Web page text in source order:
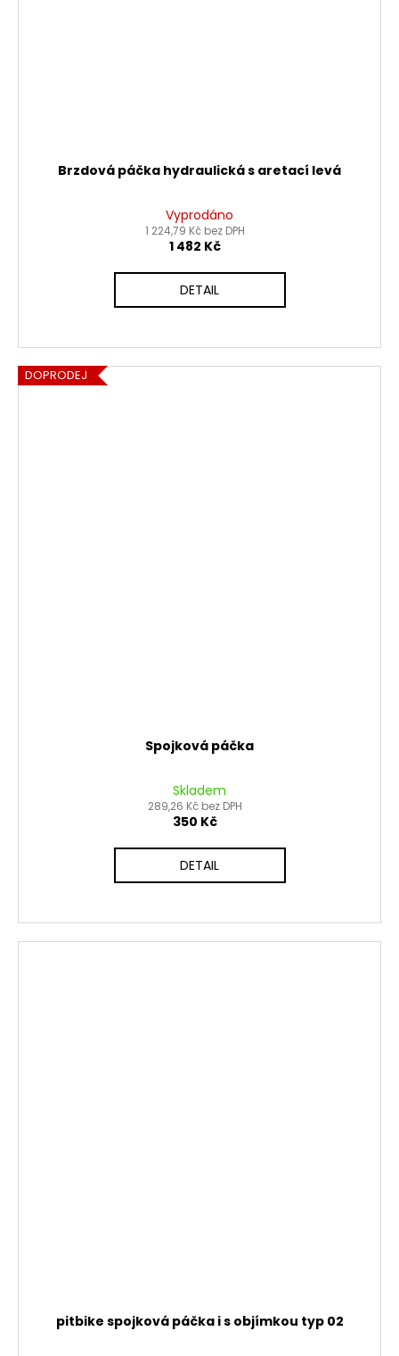
Brzdová páčka hydraulická s aretací levá
Vyprodáno
1 224,79 Kč bez DPH
1 482 Kč
DETAIL
DOPRODEJ
Spojková páčka
Skladem
289,26 Kč bez DPH
350 Kč
DETAIL
pitbike spojková páčka i s objímkou typ 02